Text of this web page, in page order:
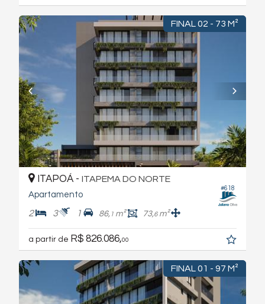
FINAL 02 - 73 M²
#618
ITAPOÁ - ITAPEMA DO NORTE
Apartamento
2 3 1 86, 1 m² 73,6m²
a partir de R$ 826.086,00
FINAL 01 - 97 M²